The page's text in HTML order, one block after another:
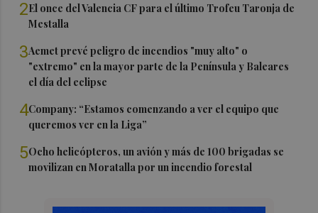
2El once del Valencia CF para el último Trofeu Taronja de
Mestalla
3Aemet prevé peligro de incendios "muy alto" o
"extremo" en la mayor parte de la Península y Baleares
el día del eclipse
4Company: “Estamos comenzando a ver el equipo que
queremos ver en la Liga”
5Ocho helicópteros, un avión y más de 100 brigadas se
movilizan en Moratalla por un incendio forestal